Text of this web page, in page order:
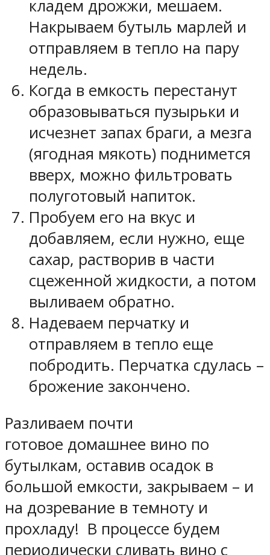
кладем дрожжи, мешаем.
Накрываем бутыль марлей и
отправляем в тепло на пару
недель.
Когда в емкость перестанут
образовываться пузырьки и
исчезнет запах браги, а мезга
(ягодная мякоть) поднимется
вверх, можно фильтровать
полуготовый напиток.
Пробуем его на вкус и
добавляем, если нужно, еще
сахар, растворив в части
сцеженной жидкости, а потом
выливаем обратно.
Надеваем перчатку и
отправляем в тепло еще
побродить. Перчатка сдулась –
брожение закончено.
Разливаем почти
готовое домашнее вино по
бутылкам, оставив осадок в
большой емкости, закрываем – и
на дозревание в темноту и
прохладу! В процессе будем
периодически сливать вино с